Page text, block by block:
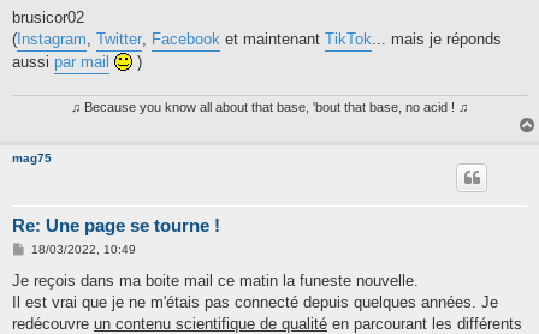
brusicor02
(Instagram Twitter Facebook et maintenant TikTok ... mais je réponds
aussi par mail )
♫ Because you know all about that base, 'bout that base, no acid ! ♫
mag75
Re: Une page se tourne !
M
s
a
g
18/03/2022, 10:49
Je reçois dans ma boite mail ce matin la funeste nouvelle.
Il est vrai que je ne m'étais pas connecté depuis quelques années. Je
redécouvre un contenu scientifique de qualité en parcourant les différents